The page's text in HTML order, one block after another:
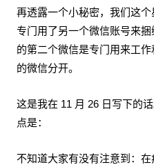
再透露一个小秘密，我们这
专门用了另一个微信账号来
的第二个微信是专门用来工
的微信分开。
这是我在 11 月 26 日写下的
点是：
不知道大家有没有注意到：